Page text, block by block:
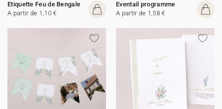
Etiquette Feu de Bengale
A partir de 1,10 €
Eventail programme
A partir de 1,58 €